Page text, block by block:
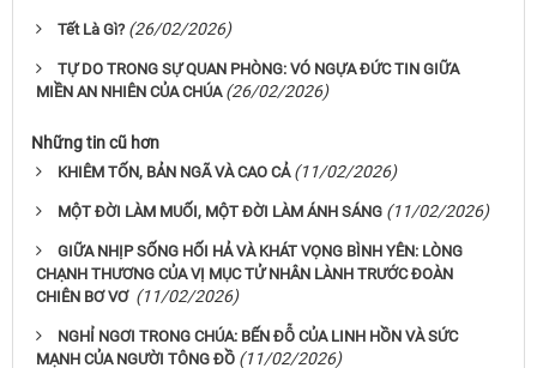
Tết Là Gì? (26/02/2026)
TỰ DO TRONG SỰ QUAN PHÒNG: VÓ NGỰA ĐỨC TIN GIỮA
MIỀN AN NHIÊN CỦA CHÚA (26/02/2026)
Những tin cũ hơn
KHIÊM TỐN, BẢN NGÃ VÀ CAO CẢ (11/02/2026)
MỘT ĐỜI LÀM MUỐI, MỘT ĐỜI LÀM ÁNH SÁNG (11/02/2026)
GIỮA NHỊP SỐNG HỐI HẢ VÀ KHÁT VỌNG BÌNH YÊN: LÒNG
CHẠNH THƯƠNG CỦA VỊ MỤC TỬ NHÂN LÀNH TRƯỚC ĐOÀN
CHIÊN BƠ VƠ (11/02/2026)
NGHỈ NGƠI TRONG CHÚA: BẾN ĐỖ CỦA LINH HỒN VÀ SỨC
MẠNH CỦA NGƯỜI TÔNG ĐỒ (11/02/2026)